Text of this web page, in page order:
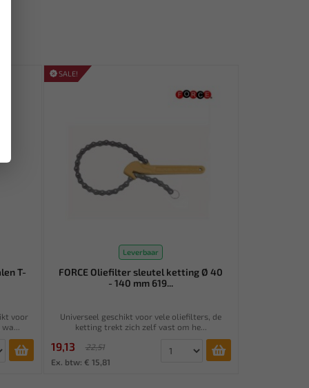
T-
voor
SALE!
Leverbaar
FORCE Oliefilter sleutel ketting Ø 40
- 140 mm 619...
Universeel geschikt voor vele oliefilters, de
ketting trekt zich zelf vast om he...
19,13
22,51
Ex. btw: € 15,81